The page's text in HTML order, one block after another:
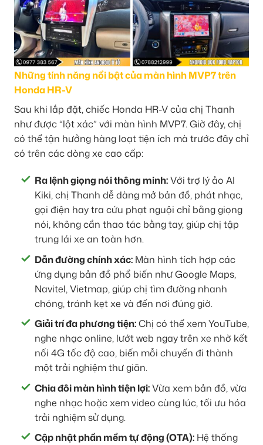
Những tính năng nổi bật của màn hình MVP7 trên
Honda HR-V
Sau khi lắp đặt, chiếc Honda HR-V của chị Thanh
như được “lột xác” với màn hình MVP7. Giờ đây, chị
có thể tận hưởng hàng loạt tiện ích mà trước đây chỉ
có trên các dòng xe cao cấp:
Ra lệnh giọng nói thông minh:Với trợ lý ảo AI
Kiki, chị Thanh dễ dàng mở bản đồ, phát nhạc,
gọi điện hay tra cứu phạt nguội chỉ bằng giọng
nói, không cần thao tác bằng tay, giúp chị tập
trung lái xe an toàn hơn.
Dẫn đường chính xác: Màn hình tích hợp các
ứng dụng bản đồ phổ biến như Google Maps,
Navitel, Vietmap, giúp chị tìm đường nhanh
chóng, tránh kẹt xe và đến nơi đúng giờ.
Giải trí đa phương tiện:Chị có thể xem YouTube,
nghe nhạc online, lướt web ngay trên xe nhờ kết
nối 4G tốc độ cao, biến mỗi chuyến đi thành
một trải nghiệm thư giãn.
Chia đôi màn hình tiện lợi:Vừa xem bản đồ, vừa
nghe nhạc hoặc xem video cùng lúc, tối ưu hóa
trải nghiệm sử dụng.
Cập nhật phần mềm tự động (OTA): Hệ thống